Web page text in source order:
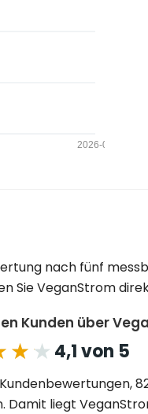
nach fünf
Sie VeganStrom
Kunden über
4,1 von 5
Kundenbewertungen,
Damit liegt